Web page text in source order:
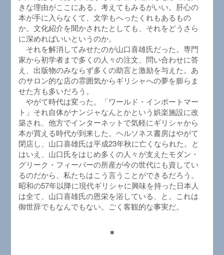
きな理由がここにある。考えてもみるがいい。肝心の
本が手に入らなくて、文学もへったくれもあるもの
か。文化紹介を聞かされたとしても、それをどうさら
に深めればいいというのか。
それを解消してみせたのが山口喜雄氏だった。専門
家から初学者まで多くの人々の注文、問い合わせに答
え、出版物のみならず多くの助言と激励を与えた。あ
のサロン的な店の雰囲気からギリシャへの夢を膨らま
せた方も多いだろう。
やがて時代は変った。「ワールド・インポートマー
ト」それ自体がナンジャなんとかという娯楽施設に改
築され、他方でインターネットで気軽にギリシャから
本が買える時代が到来した。ヘルソネス書房はやがて
閉店し、山口喜雄氏は平成23年秋に亡くなられた。と
はいえ、山口氏をはじめ多くの人々が支えたモダン・
グリーク・フィーバーの所産が今の世代にも資してい
るのだから、私たちはこう言うことができるだろう。
昭和の57年以降に現代ギリシャに興味を持った日本人
は全て、山口喜雄氏の恩栄を浴している、と。これは
御世辞でもなんでもない。ごく客観的な事実だ。
＊